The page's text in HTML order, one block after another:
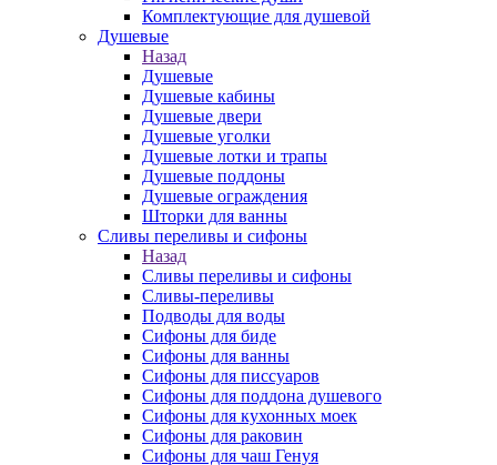
Комплектующие для душевой
Душевые
Назад
Душевые
Душевые кабины
Душевые двери
Душевые уголки
Душевые лотки и трапы
Душевые поддоны
Душевые ограждения
Шторки для ванны
Сливы переливы и сифоны
Назад
Сливы переливы и сифоны
Сливы-переливы
Подводы для воды
Сифоны для биде
Сифоны для ванны
Сифоны для писсуаров
Сифоны для поддона душевого
Сифоны для кухонных моек
Сифоны для раковин
Сифоны для чаш Генуя